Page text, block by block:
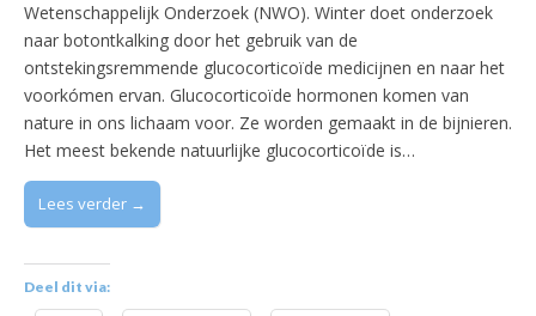
Wetenschappelijk Onderzoek (NWO). Winter doet onderzoek
naar botontkalking door het gebruik van de
ontstekingsremmende glucocorticoïde medicijnen en naar het
voorkómen ervan. Glucocorticoïde hormonen komen van
nature in ons lichaam voor. Ze worden gemaakt in de bijnieren.
Het meest bekende natuurlijke glucocorticoïde is…
Lees verder →
Deel dit via: